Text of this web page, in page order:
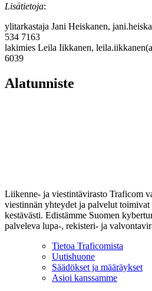
Lisätietoja:
ylitarkastaja Jani Heiskanen,
534 7163
lakimies Leila Iikkanen,
6039
Alatunniste
Liikenne- ja viestintävirasto Traficom
viestinnän yhteydet ja palvelut
kestävästi. Edistämme Suomen
palveleva lupa-, rekisteri- ja
Tietoa Traficomista
Uutishuone
Säädökset ja määräykset
Asioi kanssamme